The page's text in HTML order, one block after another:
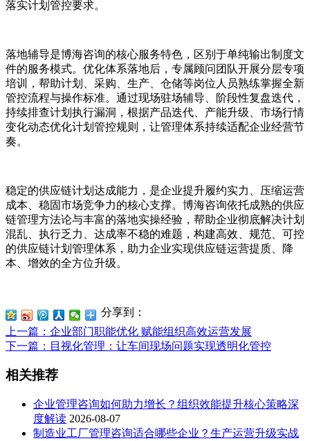
落实计划管控要求。
落地辅导是博海咨询的核心服务特色，区别于单纯输出制度文
件的服务模式。优化体系落地后，专属顾问团队开展分层专项
培训，帮助计划、采购、生产、仓储等岗位人员熟练掌握全新
管控流程与操作标准。通过现场驻场辅导、阶段性复盘迭代，
持续排查计划执行漏洞，根据产品迭代、产能升级、市场行情
变化动态优化计划管控规则，让管理体系持续适配企业经营节
奏。
稳定的供应链计划达成能力，是企业提升履约实力、压缩运营
成本、稳固市场竞争力的核心支撑。博海咨询依托成熟的供应
链管理方法论与丰富的落地实操经验，帮助企业彻底解决计划
混乱、执行乏力、达成率不稳的难题，构建高效、规范、可控
的供应链计划管理体系，助力企业实现供应链运营提质、降
本、增效的全方位升级。
分享到：
上一篇 ：企业部门职能优化 赋能组织高效运营发展
下一篇 ：目视化管理：让车间现场问题实现透明化管控
相关推荐
企业管理咨询如何助力增长？组织效能提升核心策略深
度解读 2026-08-07
制造业工厂管理咨询适合哪些企业？生产运营升级实战